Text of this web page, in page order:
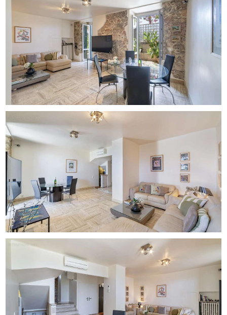
exposé sont disponibles sur le site Géorisques :
georisques.gouv.fr